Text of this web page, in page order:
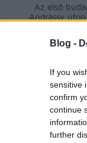
Blog -
If you
sensitive
confirm
continue
further
Az első
Andrássy
komment
buszozás